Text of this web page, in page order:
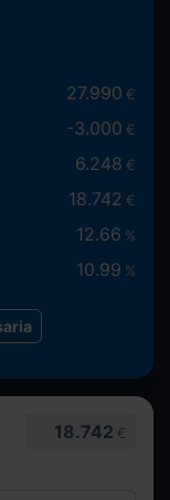
18.742 €
27.990 €
-3.000 €
6.248 €
18.742 €
12.66 %
10.99 %